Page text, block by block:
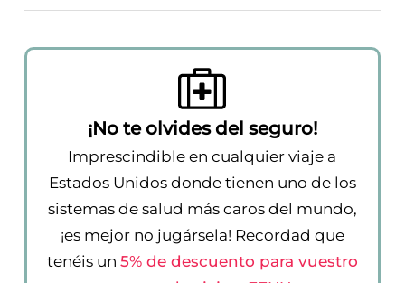
¡No te olvides del seguro!
Imprescindible en cualquier viaje a
Estados Unidos donde tienen uno de los
sistemas de salud más caros del mundo,
¡es mejor no jugársela! Recordad que
tenéis un 5% de descuento para vuestro